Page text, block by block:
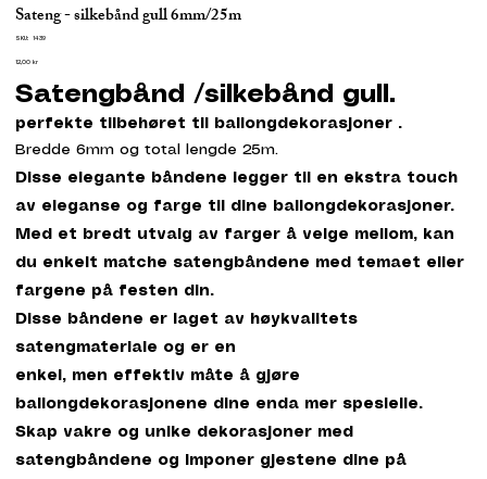
Sateng - silkebånd gull 6mm/25m
SKU:
SKU
1439
Pris
12,00 kr
Satengbånd /silkebånd gull.
perfekte tilbehøret til ballongdekorasjoner .
Bredde 6mm og total lengde 25m.
Disse elegante båndene legger til en ekstra touch
av eleganse og farge til dine ballongdekorasjoner.
Med et bredt utvalg av farger å velge mellom, kan
du enkelt matche satengbåndene med temaet eller
fargene på festen din.
Disse båndene er laget av høykvalitets
satengmateriale og er en
enkel, men effektiv måte å gjøre
ballongdekorasjonene dine enda mer spesielle.
Skap vakre og unike dekorasjoner med
satengbåndene og imponer gjestene dine på